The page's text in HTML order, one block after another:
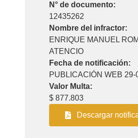
N° de documento:
12435262
Nombre del infractor:
ENRIQUE MANUEL
ATENCIO
Fecha de notificación:
PUBLICACIÓN WEB 29-
Valor Multa:
$ 877.803
Descargar